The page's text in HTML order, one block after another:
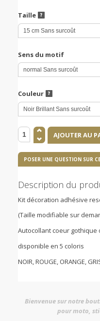
Taille
Sens du motif
Couleur
POSER UNE QUESTION SUR
Description du
Kit décoration adhésive
(Taille modifiable sur
Autocollant coeur gothique
disponible en 5 coloris
NOIR, ROUGE, ORANGE,
Bienvenue sur notre
pour moto,